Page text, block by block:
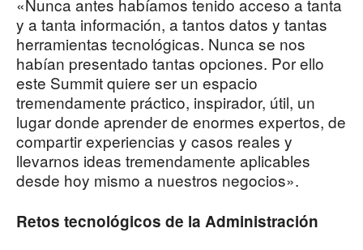
«Nunca antes habíamos tenido acceso a tanta
y a tanta información, a tantos datos y tantas
herramientas tecnológicas. Nunca se nos
habían presentado tantas opciones. Por ello
este Summit quiere ser un espacio
tremendamente práctico, inspirador, útil, un
lugar donde aprender de enormes expertos, de
compartir experiencias y casos reales y
llevarnos ideas tremendamente aplicables
desde hoy mismo a nuestros negocios».
Retos tecnológicos de la Administración